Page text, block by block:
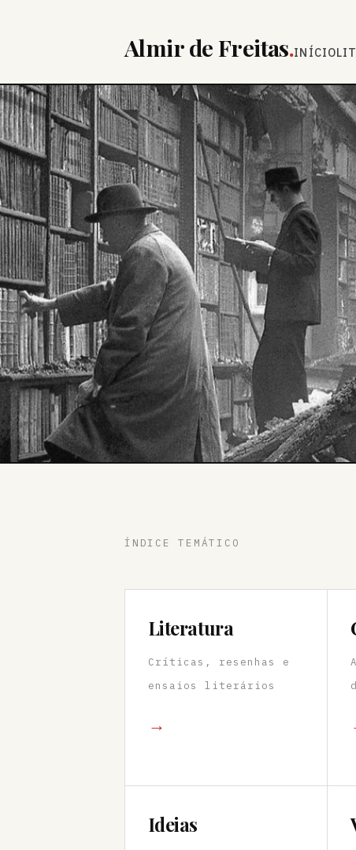
Almir de Freitas.INÍCIO
ÍNDICE TEMÁTICO
Literatura
Críticas, resenhas e
ensaios literários
→
Ideias